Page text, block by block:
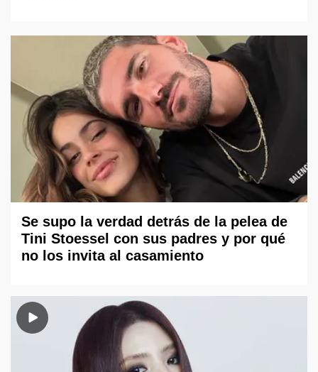
Se supo la verdad detrás de la pelea de
Tini Stoessel con sus padres y por qué
no los invita al casamiento